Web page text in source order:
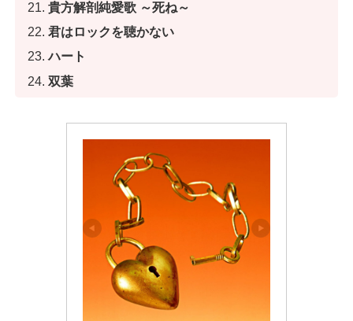
貴方解剖純愛歌 ～死ね～
君はロックを聴かない
ハート
双葉